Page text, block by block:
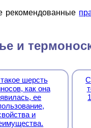
рекомендованные
и
шерсть
как она
ее
и